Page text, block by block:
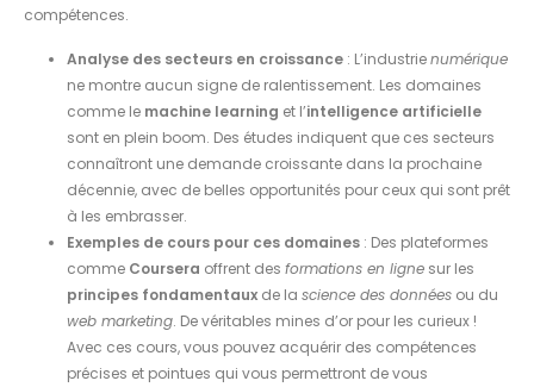
compétences.
Analyse des secteurs en croissance : L’industrienumérique
ne montre aucun signe de ralentissement. Les domaines
comme le machine learning et l’intelligence artificielle
sont en plein boom. Des études indiquent que ces secteurs
connaîtront une demande croissante dans la prochaine
décennie, avec de belles opportunités pour ceux qui sont prêt
à les embrasser.
Exemples de cours pour ces domaines : Des plateformes
comme Coursera offrent des formations en ligne sur les
principes fondamentaux de la science des données ou du
web marketing. De véritables mines d’or pour les curieux !
Avec ces cours, vous pouvez acquérir des compétences
précises et pointues qui vous permettront de vous